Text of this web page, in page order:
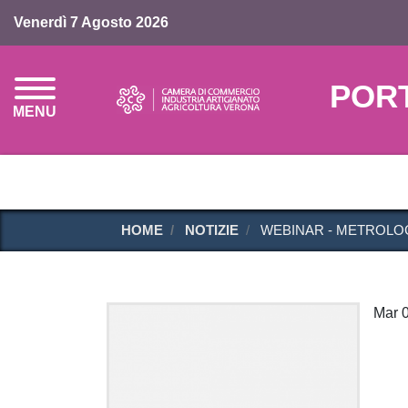
Venerdì 7 Agosto 2026
MENU
HOME NOTIZIE WEBINAR -
Mar